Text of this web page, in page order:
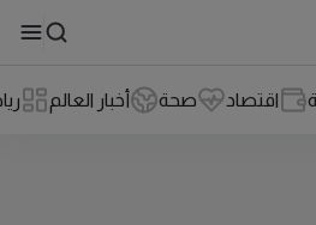
اقتصاد صحة أخبار العالم